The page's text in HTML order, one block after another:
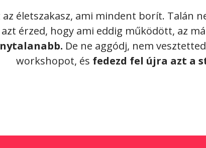
az életszakasz, ami mindent borít. Talán
érzed, hogy ami eddig működött, az
De ne aggódj, nem
workshopot, és fedezd fel újra azt a